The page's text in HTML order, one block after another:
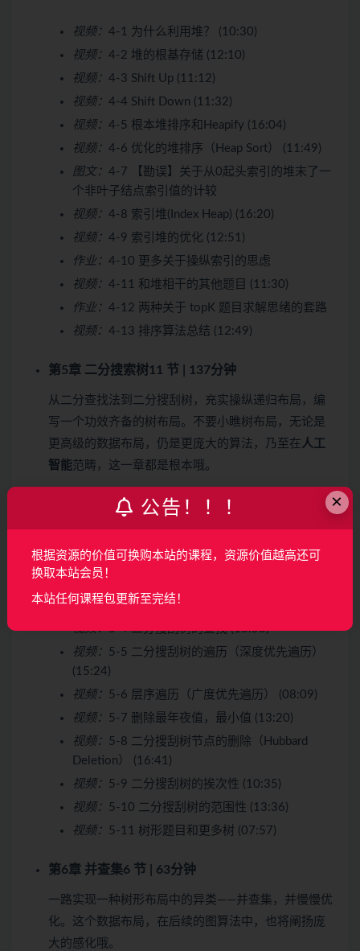
视频： 4-1 为什么利用堆？ (10:30)
视频： 4-2 堆的根基存储 (12:10)
视频： 4-3 Shift Up (11:12)
视频： 4-4 Shift Down (11:32)
视频： 4-5 根本堆排序和Heapify (16:04)
视频： 4-6 优化的堆排序（Heap Sort） (11:49)
图文： 4-7 【勘误】关于从0起头索引的堆末了一
个非叶子结点索引值的计较
视频： 4-8 索引堆(Index Heap) (16:20)
视频： 4-9 索引堆的优化 (12:51)
作业： 4-10 更多关于操纵索引的思虑
视频： 4-11 和堆相干的其他题目 (11:30)
作业： 4-12 两种关于 topK 题目求解思绪的套路
视频： 4-13 排序算法总结 (12:49)
第5章 二分搜索树11 节 | 137分钟
从二分查找法到二分搜刮树，充实操纵递归布局，编
写一个功效齐备的树布局。不要小瞧树布局，无论是
更高级的数据布局，仍是更庞大的算法，乃至在人工
智能范畴，这一章都是根本哦。
视频：5-2 二分搜刮树根本 （Binary Search
Tree） (11:50)
视频：5-3 二分搜刮树的节点插入 (08:55)
视频：5-4 二分搜刮树的查找 (13:58)
视频： 5-5 二分搜刮树的遍历（深度优先遍历）
(15:24)
视频： 5-6 层序遍历（广度优先遍历） (08:09)
视频： 5-7 删除最年夜值，最小值 (13:20)
视频： 5-8 二分搜刮树节点的删除（Hubbard
Deletion） (16:41)
视频： 5-9 二分搜刮树的挨次性 (10:35)
视频： 5-10 二分搜刮树的范围性 (13:36)
视频： 5-11 树形题目和更多树 (07:57)
第6章 并查集6 节 | 63分钟
一路实现一种树形布局中的异类——并查集，并慢慢优
化。这个数据布局，在后续的图算法中，也将阐扬庞
大的感化哦。
×
公告！！！
根据资源的价值可换购本站的课程，资源价值越高还可
换取本站会员！
本站任何课程包更新至完结！